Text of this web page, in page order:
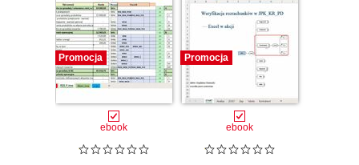
Promocja
ebook
Promocja
ebook